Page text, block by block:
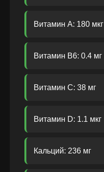
Витамин A: 180 мкг
Витамин B6: 0.4 мг
Витамин C: 38 мг
Витамин D: 1.1 мкг
Кальций: 236 мг